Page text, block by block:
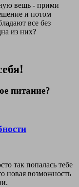
вещь - прими
и потом
все без
из них?
питание?
так попалась тебе
новая возможность